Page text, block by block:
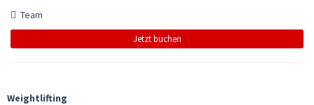
Team
Jetzt buchen
Weightlifting